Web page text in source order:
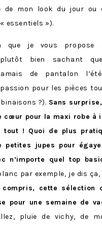
de mon look du jour ou
essentiels »).
que je vous propose
plutôt bien sachant
de pantalon
pour les pièces
?). Sans
cœur pour la maxi robe à
tout ! Quoi de plus
petites jupes pour
n’importe quel top
par exemple, je dis ça,
compris, cette sélection
pour une semaine de
pluie de vichy, de